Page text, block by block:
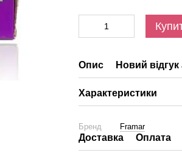
Опис Новий
Характеристики
Бренд Framar
Доставка Оплата